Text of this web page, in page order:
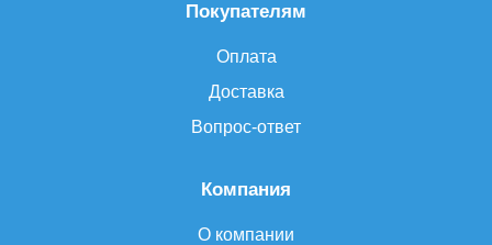
Компания
О компании
Покупателям
Оплата
Доставка
Вопрос-ответ